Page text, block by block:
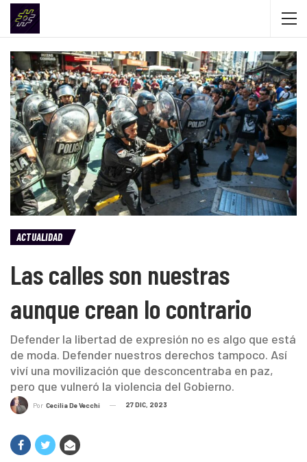
ACTUALIDAD
Las calles son nuestras
aunque crean lo contrario
Defender la libertad de expresión no es algo que está
de moda. Defender nuestros derechos tampoco. Así
viví una movilización que desconcentraba en paz,
pero que vulneró la violencia del Gobierno.
Por Cecilia De Vecchi 27 DIC, 2023